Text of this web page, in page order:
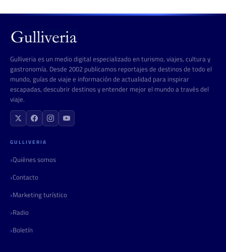
Gulliveria es un medio digital especializado en turismo, viajes, cultura y
gastronomía. Desde 2002 publicamos reportajes de destinos de todo el
mundo, guías de viaje e información de actualidad para inspirar
escapadas, descubrir destinos y entender mejor el mundo a través del
viaje.
GULLIVERIA
Quiénes somos
Contacto
Marketing turístico
Radio
Boletín